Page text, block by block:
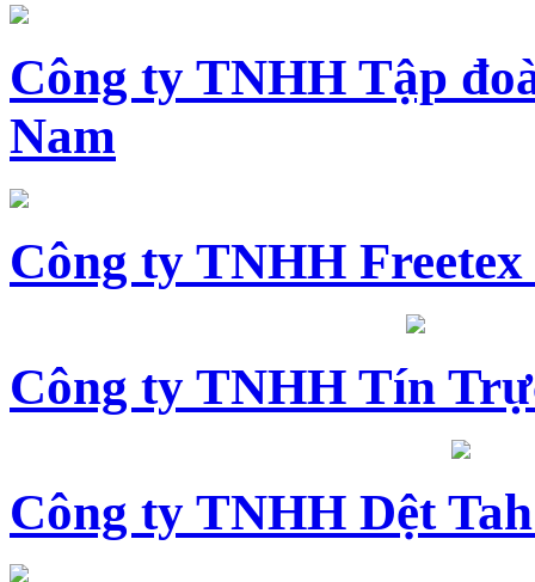
Công ty TNHH Tập
Nam
Công ty TNHH
Công ty TNHH Tín
Công ty TNHH Dệt